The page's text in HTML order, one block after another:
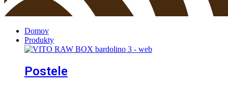
Domov
Produkty
Postele